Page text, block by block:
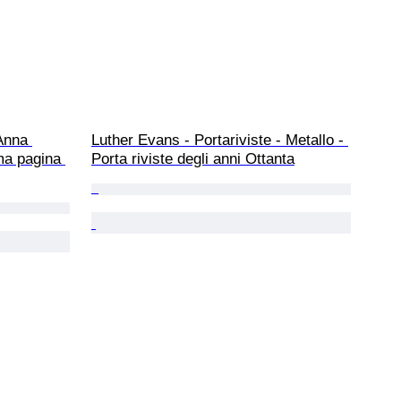
pagina
Luther Evans - Portariviste - Metallo -
Porta riviste degli anni Ottanta